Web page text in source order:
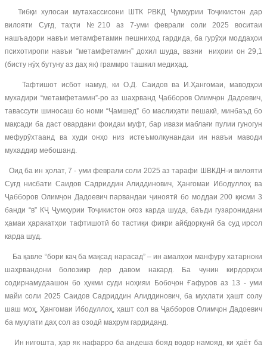
Тибқи хулосаи мутахассисони ШТК РВКД Ҷумҳурии Тоҷикистон дар
вилояти Суғд, таҳти №210 аз 7-уми феврали соли 2025 воситаи
нашъадори навъи метамфетамин пешниҳод гардида, ба гурӯҳи моддаҳои
психотиропи навъи “метамфетамин” дохил шуда, вазни ниҳоии он 29,1
(бисту нӯҳ бутуну аз даҳ як) граммро ташкил медиҳад.
Тафтишот исбот намуд, ки О.Д. Саидов ва И.Ҳангомаи, маводҳои
мухадири “метамфетамин”-ро аз шаҳрванд Ҷабборов Олимҷон Дадоевич,
тавассути шиносаш бо номи “Ҷамшед” бо маслиҳати пешакӣ, минбаъд бо
мақсади ба даст овардани фоидаи муфт, бар ивази маблағи пулии гуногун
мефурӯхтаанд ва худи онҳо низ истеъмолкунандаи ин навъи маводи
мухаддир мебошанд.
Оид ба ин ҳолат, 7 - уми феврали соли 2025 аз тарафи ШВКДН-и вилояти
Суғд нисбати Саидов Садриддин Алиддинович, Ҳангомаи Ибодуллоҳ ва
Ҷабборов Олимҷон Дадоевич парвандаи ҷиноятӣ бо моддаи 200 қисми 3
банди “в” КҶ Ҷумҳурии Тоҷикистон оғоз карда шуда, баъди гузаронидани
ҳамаи ҳаракатҳои тафтишотӣ бо тастиқи фикри айбдоркунӣ ба суд ирсол
карда шуд.
Ба қавле “бори каҷ ба мақсад нарасад” – ин амалҳои манфуру хатарноки
шаҳрвандони болозикр дер давом накард. Ба чунин кирдорҳои
содирнамудаашон бо ҳукми суди ноҳияи Бобоҷон Ғафуров аз 13 - уми
майи соли 2025 Саидов Садриддин Алиддинович, ба муҳлати ҳашт солу
шаш моҳ, Ҳангомаи Ибодуллоҳ, ҳашт сол ва Ҷабборов Олимҷон Дадоевич
ба муҳлати даҳ сол аз озодӣ маҳрум гардиданд.
Ин нигошта, ҳар як нафарро ба андеша бояд водор намояд, ки ҳаёт ба